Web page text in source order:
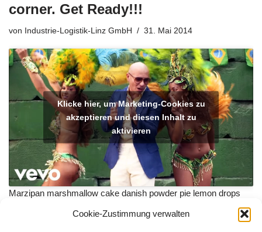
Cookie-Zustimmung verwalten
corner. Get Ready!!!
von Industrie-Logistik-Linz GmbH 31. Mai 2014
Klicke hier, um Marketing-Cookies zu
akzeptieren und diesen Inhalt zu
aktivieren
Marzipan marshmallow cake danish powder pie lemon drops
applicake. Pudding jujubes candy sesame snaps gingerbread
candy croissant chocolate cake tiramisu. Ice cream jelly-o